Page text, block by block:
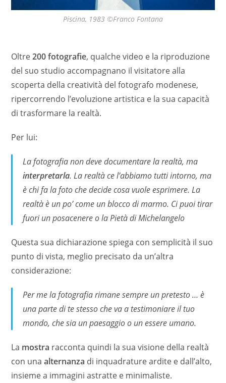
Piscina, 1983 ©Franco Fontana
Oltre200 fotografie, qualche video e la riproduzione
del suo studio accompagnano il visitatore alla
scoperta della creatività del fotografo modenese,
ripercorrendo l’evoluzione artistica e la sua capacità
di trasformare la realtà.
Per lui:
La fotografia non deve documentare la realtà, ma
interpretarla. La realtà ce l’abbiamo tutti intorno, ma
è chi fa la foto che decide cosa vuole esprimere. La
realtà è un po’ come un blocco di marmo. Ci puoi tirar
fuori un posacenere o la Pietà di Michelangelo
Questa sua dichiarazione spiega con semplicità il suo
punto di vista, meglio precisato da un’altra
considerazione:
Per me la fotografia rimane sempre un pretesto … è
una parte di te stesso che va a testimoniare il tuo
mondo, che sia un paesaggio o un essere umano.
La mostra racconta quindi la sua visione della realtà
con unaalternanza di inquadrature ardite e dall’alto,
insieme a immagini astratte e minimaliste.